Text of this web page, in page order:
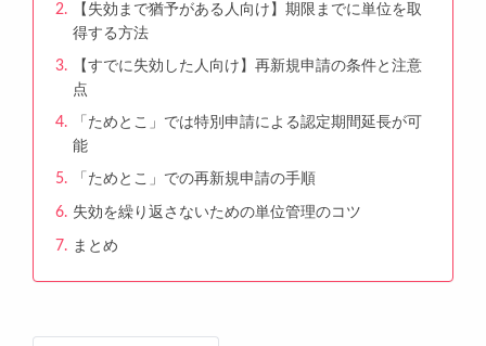
【失効まで猶予がある人向け】期限までに単位を取
得する方法
【すでに失効した人向け】再新規申請の条件と注意
点
「ためとこ」では特別申請による認定期間延長が可
能
「ためとこ」での再新規申請の手順
失効を繰り返さないための単位管理のコツ
まとめ